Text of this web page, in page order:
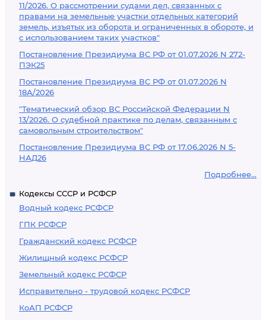
11/2026. О рассмотрении судами дел, связанных с
правами на земельные участки отдельных категорий
земель, изъятых из оборота и ограниченных в обороте, и
с использованием таких участков"
Постановление Президиума ВС РФ от 01.07.2026 N 272-
ПЭК25
Постановление Президиума ВС РФ от 01.07.2026 N
18А/2026
"Тематический обзор ВС Российской Федерации N
13/2026. О судебной практике по делам, связанным с
самовольным строительством"
Постановление Президиума ВС РФ от 17.06.2026 N 5-
НАД26
Подробнее...
Кодексы СССР и РСФСР
Водный кодекс РСФСР
ГПК РСФСР
Гражданский кодекс РСФСР
Жилищный кодекс РСФСР
Земельный кодекс РСФСР
Исправительно - трудовой кодекс РСФСР
КоАП РСФСР